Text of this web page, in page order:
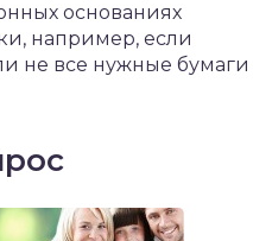
основаниях
например, если
не все нужные бумаги